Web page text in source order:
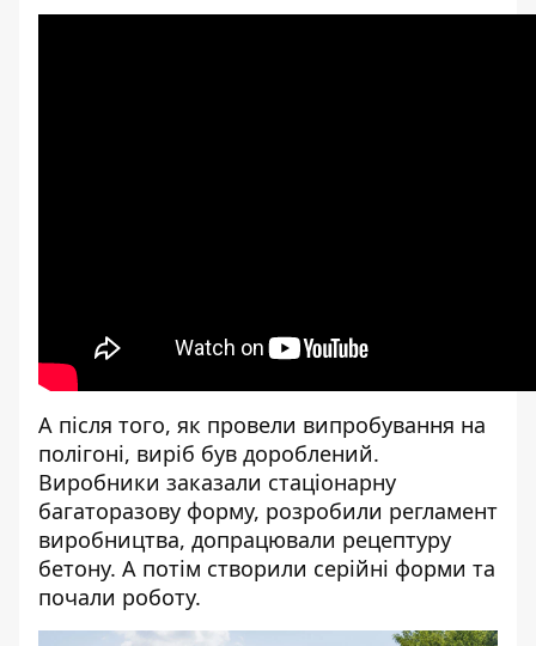
А після того, як провели випробування на
полігоні, виріб був дороблений.
Виробники заказали стаціонарну
багаторазову форму, розробили регламент
виробництва, допрацювали рецептуру
бетону. А потім створили серійні форми та
почали роботу.